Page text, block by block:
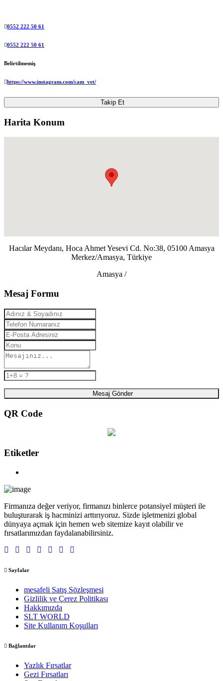
0552 222 50 61
0552 222 50 61
Belirtilmemiş
https://www.instagram.com/cam_vet/
Takip Et
Harita Konum
Hacılar Meydanı, Hoca Ahmet Yesevi Cd. No:38, 05100 Amasya
Merkez/Amasya, Türkiye
Amasya /
Mesaj Formu
Mesaj Gönder
QR Code
Etiketler
Firmanıza değer veriyor, firmanızı binlerce potansiyel müşteri ile
buluşturarak iş hacminizi arttırıyoruz. Sizde işletmenizi global
dünyaya açmak için hemen web sitemize kayıt olabilir ve
fırsatlarımızdan faydalanabilirsiniz.
Sayfalar
mesafeli Satış Sözleşmesi
Gizlilik ve Çerez Politikası
Hakkımızda
SLT WORLD
Site Kullanım Koşulları
Bağlantılar
Yazlık Fırsatlar
Gezi Fırsatları